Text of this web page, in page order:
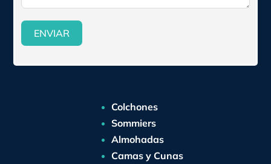
Colchones
Sommiers
Almohadas
Camas y Cunas
ENVIAR